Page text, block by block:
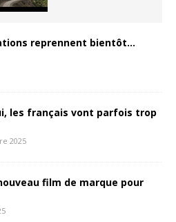
reprennent bientôt…
les français vont parfois trop
2025
film de marque pour